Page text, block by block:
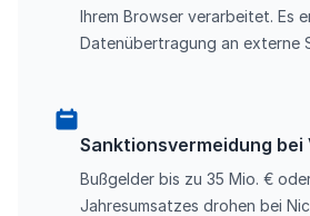
Ihrem Browser verarbeitet. Es
Datenübertragung an externe
Sanktionsvermeidung bei
Bußgelder bis zu 35 Mio. €
Jahresumsatzes drohen bei